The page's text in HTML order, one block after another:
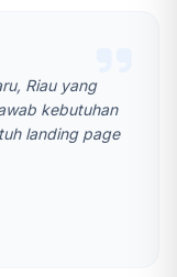
Riau yang
kebutuhan
landing page